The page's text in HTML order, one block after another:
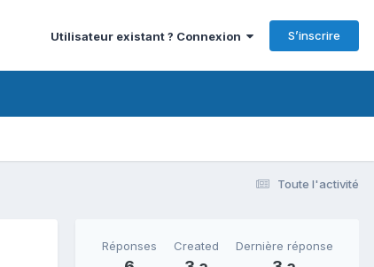
Utilisateur existant ? Connexion S’inscrire
Toute l'activité
Réponses Created Dernière réponse